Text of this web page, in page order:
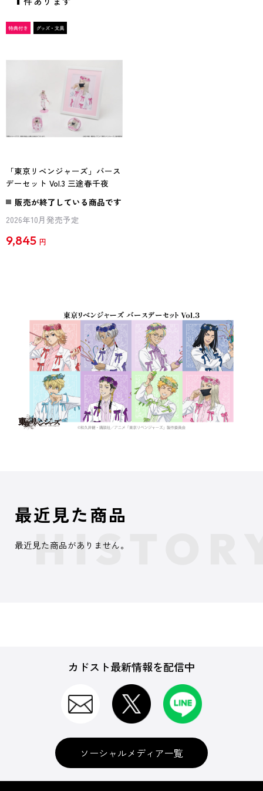
「東京リベンジャーズ」バース
デーセット Vol.3 三途春千夜
販売が終了している商品です
2026年10月発売予定
9,845 円
最近見た商品
最近見た商品がありません。
カドスト最新情報を配信中
ソーシャルメディア一覧